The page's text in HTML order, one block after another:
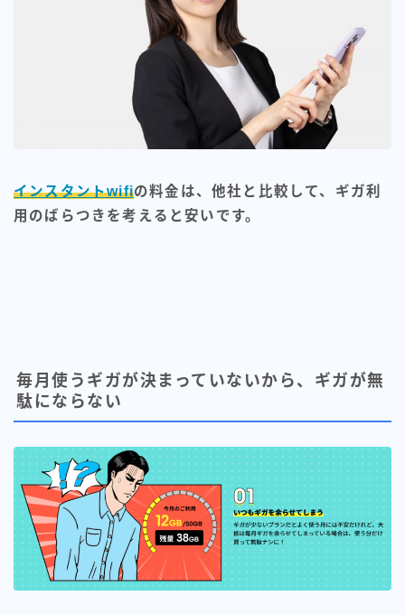
インスタントwifiの料金は、他社と比較して、ギガ利
用のばらつきを考えると安いです。
毎月使うギガが決まっていないから、ギガが無
駄にならない